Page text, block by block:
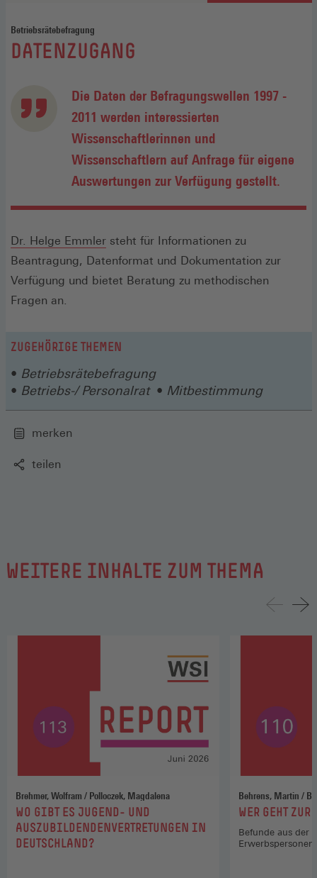
Betriebsrätebefragung
:
DATENZUGANG
Die Daten der Befragungswellen 1997 -
2011 werden interessierten
Wissenschaftlerinnen und
Wissenschaftlern auf Anfrage für eigene
Auswertungen zur Verfügung gestellt.
Dr. Helge Emmler steht für Informationen zu
Beantragung, Datenformat und Dokumentation zur
Verfügung und bietet Beratung zu methodischen
Fragen an.
ZUGEHÖRIGE THEMEN
Betriebsrätebefragung
Betriebs-/ Personalrat
Mitbestimmung
merken
teilen
WEITERE INHALTE ZUM THEMA
Brehmer, Wolfram / Polloczek, Magdalena
:WO GIBT ES JUGEND- UND
AUSZUBILDENDENVERTRETUNGEN IN
DEUTSCHLAND?
:WER GEHT
Befunde aus der